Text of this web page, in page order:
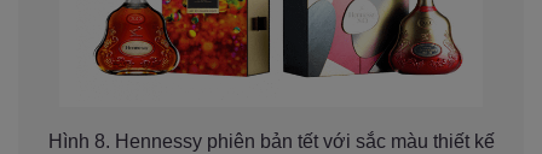
Hình 8. Hennessy phiên bản tết với sắc màu thiết kế